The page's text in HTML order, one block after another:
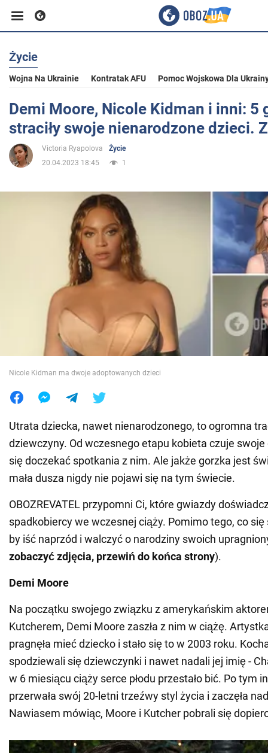
Biznes
Sport
Rozrywka
Społeczeństwo
Wojna na Ukrainie
Jedzenie
Życie
Wojna Na Ukrainie Kontratak AFU Pomoc Wojskowa Dla
Demi Moore, Nicole Kidman i inni: 5
straciły swoje nienarodzone dzieci.
Victoria Ryapolova
Życie
20.04.2023 18:45
1
Nicole Kidman ma dwoje adoptowanych dzieci
Utrata dziecka, nawet nienarodzonego, to ogromna
dziewczyny. Od wczesnego etapu kobieta czuje
się doczekać spotkania z nim. Ale jakże gorzka jest
mała dusza nigdy nie pojawi się na tym świecie.
OBOZREVATEL przypomni Ci, które gwiazdy
spadkobiercy we wczesnej ciąży. Pomimo tego, co się
by iść naprzód i walczyć o narodziny swoich
zobaczyć zdjęcia, przewiń do końca strony).
Demi Moore
Na początku swojego związku z amerykańskim
Kutcherem, Demi Moore zaszła z nim w ciążę.
pragnęła mieć dziecko i stało się to w 2003 roku.
spodziewali się dziewczynki i nawet nadali jej imię -
w 6 miesiącu ciąży serce płodu przestało bić. Po tym
przerwała swój 20-letni trzeźwy styl życia i zaczęła
Nawiasem mówiąc, Moore i Kutcher pobrali się